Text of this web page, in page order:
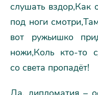
слушать
под ноги
вот ружьишко
ножи,Коль кто-то
со света пропадёт!